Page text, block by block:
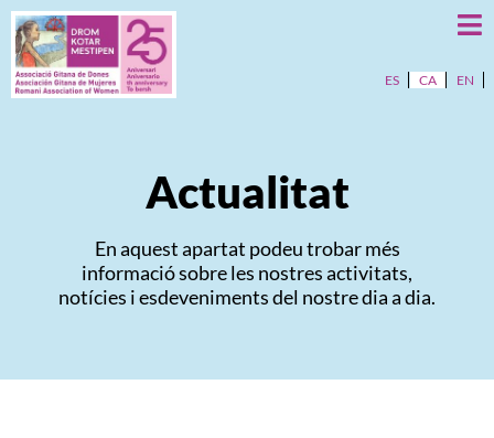
ES CA EN
Actualitat
En aquest apartat podeu trobar més
informació sobre les nostres activitats,
notícies i esdeveniments del nostre dia a dia.